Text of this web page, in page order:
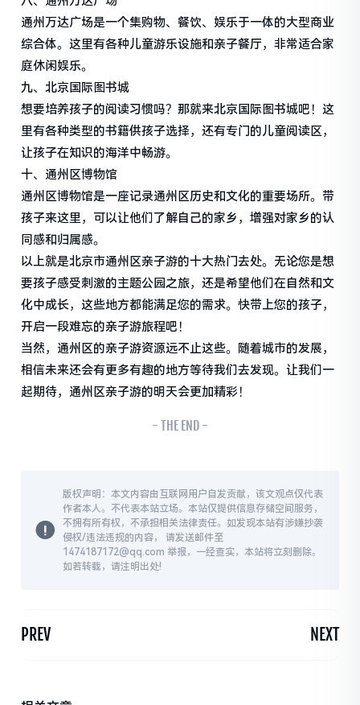
通州万达广场是一个集购物、餐饮、娱乐于一体的大型商业
综合体。这里有各种儿童游乐设施和亲子餐厅，非常适合家
庭休闲娱乐。
九、北京国际图书城
想要培养孩子的阅读习惯吗？那就来北京国际图书城吧！这
里有各种类型的书籍供孩子选择，还有专门的儿童阅读区，
让孩子在知识的海洋中畅游。
十、通州区博物馆
通州区博物馆是一座记录通州区历史和文化的重要场所。带
孩子来这里，可以让他们了解自己的家乡，增强对家乡的认
同感和归属感。
以上就是北京市通州区亲子游的十大热门去处。无论您是想
要孩子感受刺激的主题公园之旅，还是希望他们在自然和文
化中成长，这些地方都能满足您的需求。快带上您的孩子，
开启一段难忘的亲子游旅程吧！
当然，通州区的亲子游资源远不止这些。随着城市的发展，
相信未来还会有更多有趣的地方等待我们去发现。让我们一
起期待，通州区亲子游的明天会更加精彩！
- THE END -
版权声明：本文内容由互联网用户自发贡献，该文观点仅代表
作者本人。不代表本站立场。本站仅提供信息存储空间服务，
不拥有所有权，不承担相关法律责任。如发现本站有涉嫌抄袭
侵权/违法违规的内容， 请发送邮件至
1474187172@qq.com 举报，一经查实，本站将立刻删除。
如若转载，请注明出处!
PREV NEXT